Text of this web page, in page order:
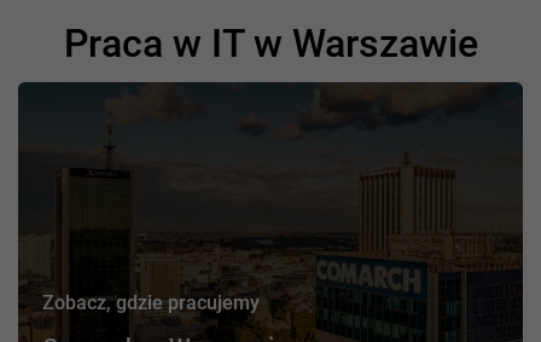
Praca w IT w Warszawie
Zobacz, gdzie pracujemy